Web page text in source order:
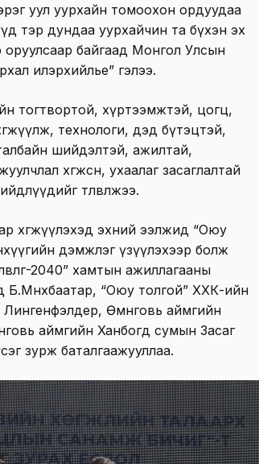
уул уурхайн томоохон ордуудаа
тэр дундаа уурхайчин та бүхэн эх
байгаад Монгол Улсын
илэрхийлье” гэлээ.
тогтвортой, хүртээмжтэй, цогц,
технологи, дэд бүтэцтэй,
шийдэлтэй, ажилтай,
хөгжсөн, ухаалаг засаглалтай
төлөвлөжээ.
хөгжүүлэхэд эхний ээлжид “Оюу
дэмжлэг үзүүлэхээр болж
2040” хамтын ажиллагааны
“Оюу толгой” ХХК-ийн
Өмнөговь аймгийн
аймгийн Ханбогд сумын Засаг
зурж баталгаажууллаа.